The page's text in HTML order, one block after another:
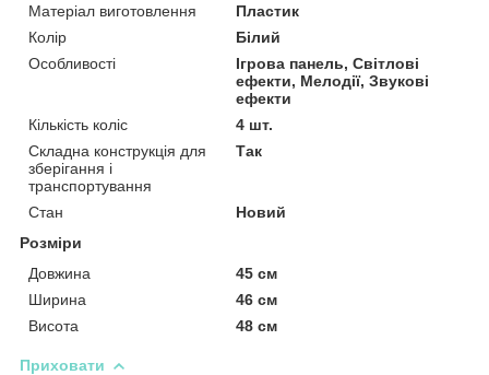
Матеріал виготовлення
Пластик
Колір
Білий
Особливості
Ігрова панель, Світлові
ефекти, Мелодії, Звукові
ефекти
Кількість коліс
4 шт.
Складна конструкція для
зберігання і
транспортування
Так
Стан
Новий
Розміри
Довжина
45 см
Ширина
46 см
Висота
48 см
Приховати